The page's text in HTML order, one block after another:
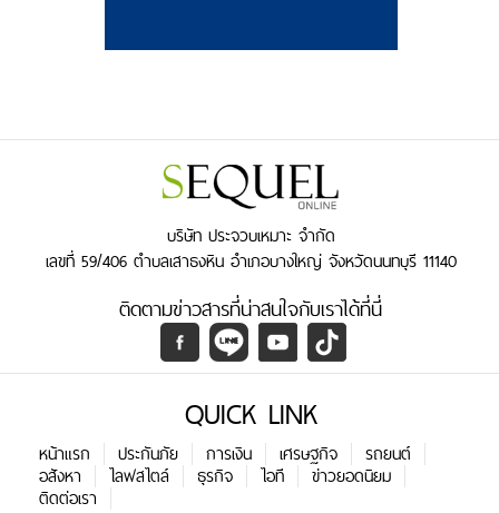
บริษัท ประจวบเหมาะ จำกัด
เลขที่ 59/406 ตำบลเสาธงหิน อำเภอบางใหญ่ จังหวัดนนทบุรี 11140
ติดตามข่าวสารที่น่าสนใจกับเราได้ที่นี่
QUICK LINK
หน้าแรก ประกันภัย การเงิน เศรษฐกิจ
รถยนต์
อสังหา
ไลฟสไตล์ ธุรกิจ ไอที
ข่าวยอดนิยม
ติดต่อเรา